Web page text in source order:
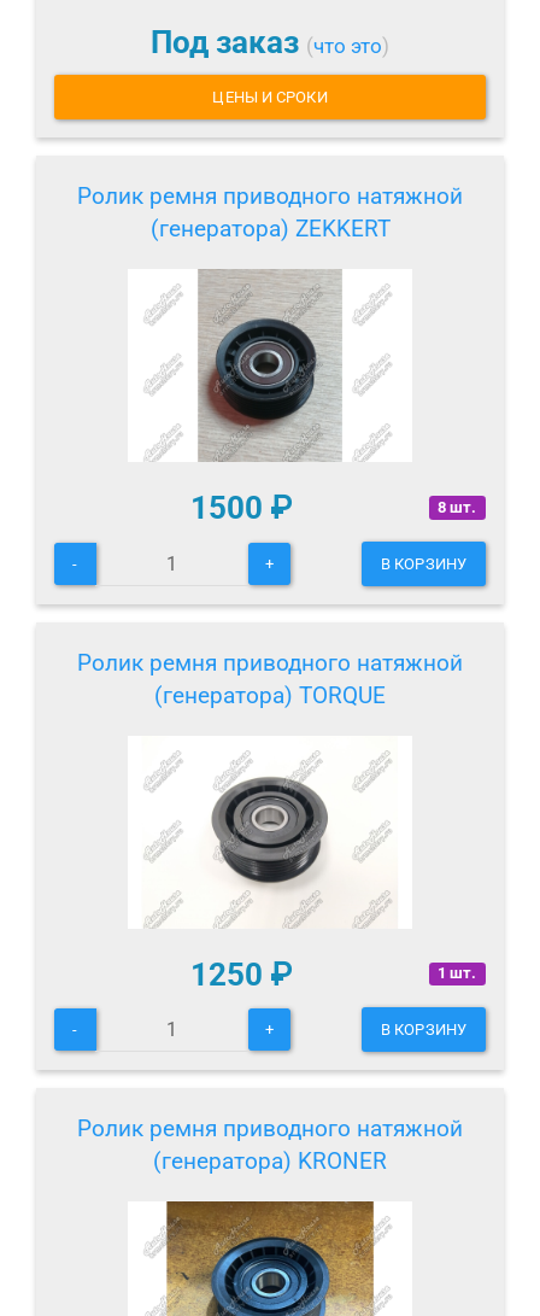
Под заказ (что это)
ЦЕНЫ И СРОКИ
Ролик ремня приводного натяжной
(генератора) ZEKKERT
8 шт.
1500 ₽
- + В КОРЗИНУ
Ролик ремня приводного натяжной
(генератора) TORQUE
1 шт.
1250 ₽
- + В КОРЗИНУ
Ролик ремня приводного натяжной
(генератора) KRONER